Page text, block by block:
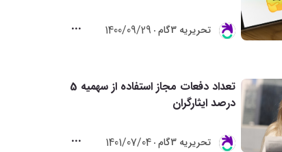
تحريريه 3گام 1400/09/29
تعداد دفعات مجاز استفاده از سهمیه 5
درصد ایثارگران
تحريريه 3گام 1401/07/04